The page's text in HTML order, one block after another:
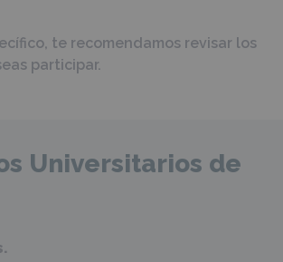
te recomendamos revisar los
participar.
Universitarios de